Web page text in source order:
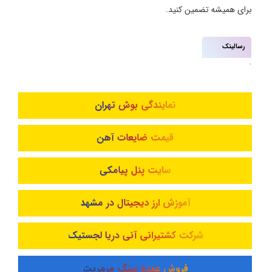
برای همیشه تضمین کنید.
رسالینک
نمایندگی بوش تهران
قیمت ضایعات آهن
سایت پنل پیامکی
آموزش ارز دیجیتال در مشهد
شرکت کشتیرانی آنی دریا لجستیک
فروش عمده سنگ مرمریت